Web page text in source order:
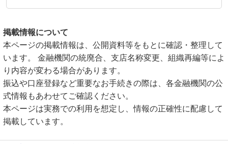
掲載情報について
本ページの掲載情報は、公開資料等をもとに確認・整理して
います。 金融機関の統廃合、支店名称変更、組織再編等によ
り内容が変わる場合があります。
振込や口座登録など重要なお手続きの際は、各金融機関の公
式情報もあわせてご確認ください。
本ページは実務での利用を想定し、情報の正確性に配慮して
掲載しています。